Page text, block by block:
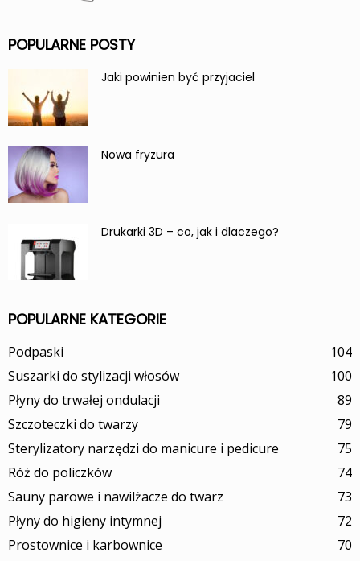
POPULARNE POSTY
Jaki powinien być przyjaciel
Nowa fryzura
Drukarki 3D – co, jak i dlaczego?
POPULARNE KATEGORIE
Podpaski
104
Suszarki do stylizacji włosów
100
Płyny do trwałej ondulacji
89
Szczoteczki do twarzy
79
Sterylizatory narzędzi do manicure i pedicure
75
Róż do policzków
74
Sauny parowe i nawilżacze do twarz
73
Płyny do higieny intymnej
72
Prostownice i karbownice
70